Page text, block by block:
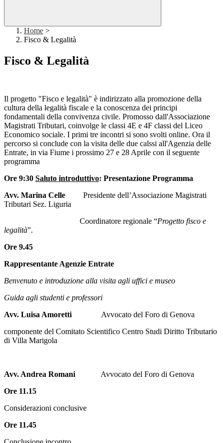
Home >
Fisco & Legalità
Fisco & Legalità
Il progetto "Fisco e legalità" è indirizzato alla promozione della
cultura della legalità fiscale e la conoscenza dei principi
fondamentali della convivenza civile. Promosso dall'Associazione
Magistrati Tributari, coinvolge le classi 4E e 4F classi del Liceo
Economico sociale. I primi tre incontri si sono svolti online. Ora il
percorso si conclude con la visita delle due calssi all'Agenzia delle
Entrate, in via Fiume i prossimo 27 e 28 Aprile con il seguente
programma
Ore 9:30 Saluto introduttivo: Presentazione Programma
Avv. Marina Celle Presidente dell’Associazione Magistrati
Tributari Sez. Liguria
Coordinatore regionale “Progetto fisco e
legalità”.
Ore 9.45
Rappresentante Agenzie Entrate
Benvenuto e introduzione alla visita agli uffici e museo
Guida agli studenti e professori
Avv. Luisa Amoretti Avvocato del Foro di Genova
componente del Comitato Scientifico Centro Studi Diritto Tributario
di Villa Marigola
Avv. Andrea Romani Avvocato del Foro di Genova
Ore 11.15
Considerazioni conclusive
Ore 11.45